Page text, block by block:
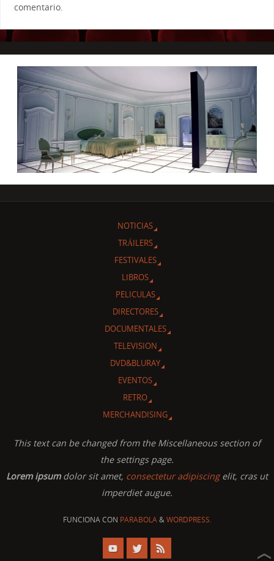
comentario.
NOTICIAS
TRÁILERS
FESTIVALES
LIBROS
PELICULAS
DIRECTORES
DOCUMENTALES
TELEVISION
DVD&BLURAY
EVENTOS
RETRO
MERCHANDISING
This text can be changed from the Miscellaneous section of
the settings page.
Lorem ipsumdolor sit amet, consectetur adipiscingelit, cras ut
imperdiet augue.
FUNCIONA CON PARABOLA&WORDPRESS.